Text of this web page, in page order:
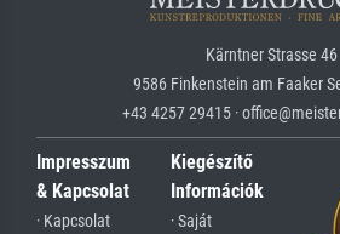
Kärntner Strasse 46
9586 Finkenstein am Faaker
+43 4257 29415 ·
Impresszum
& Kapcsolat
· Kapcsolat
Kiegészítő
Információk
· Saját